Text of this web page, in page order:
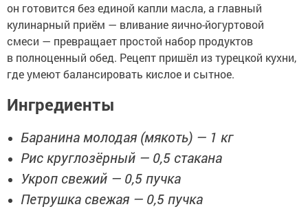
он готовится без единой капли масла, а главный
кулинарный приём — вливание яично-йогуртовой
смеси — превращает простой набор продуктов
в полноценный обед. Рецепт пришёл из турецкой кухни,
где умеют балансировать кислое и сытное.
Ингредиенты
Баранина молодая (мякоть) — 1 кг
Рис круглозёрный — 0,5 стакана
Укроп свежий — 0,5 пучка
Петрушка свежая — 0,5 пучка